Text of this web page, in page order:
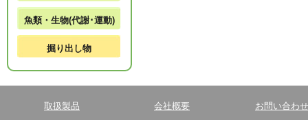
魚類・生物(代謝･運動)
掘り出し物
取扱製品 会社概要 お問い合わせ